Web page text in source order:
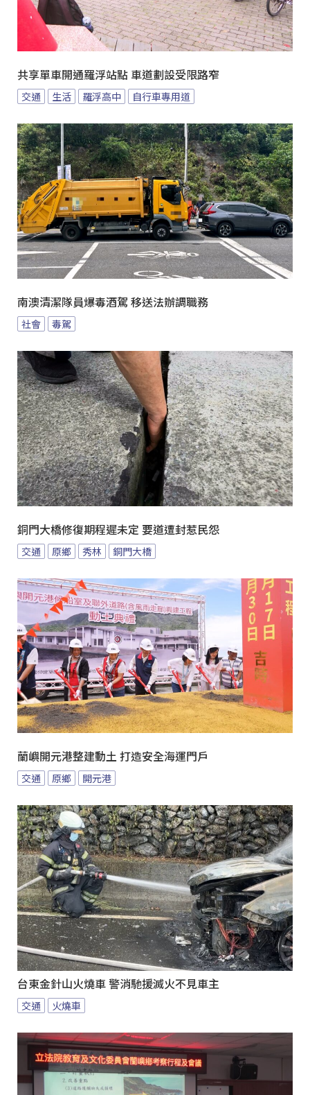
共享單車開通羅浮站點 車道劃設受限路窄
交通 生活 羅浮高中 自行車專用道
南澳清潔隊員爆毒酒駕 移送法辦調職務
社會 毒駕
銅門大橋修復期程遲未定 要道遭封惹民怨
交通 原鄉 秀林 銅門大橋
蘭嶼開元港整建動土 打造安全海運門戶
交通 原鄉 開元港
台東金針山火燒車 警消馳援滅火不見車主
交通 火燒車